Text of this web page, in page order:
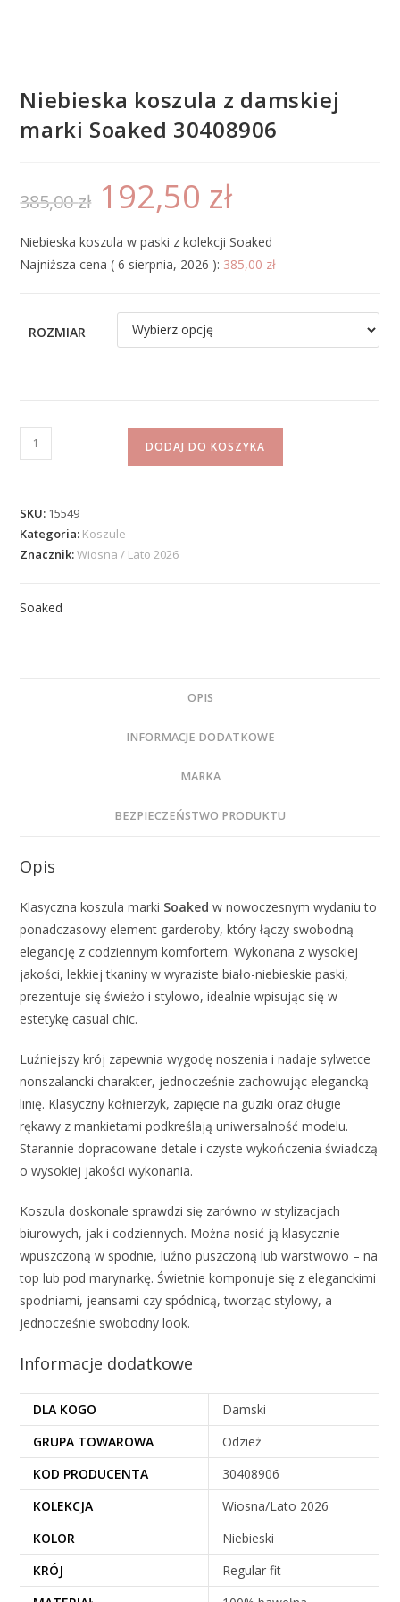
Niebieska koszula z damskiej
marki Soaked 30408906
385,00zł 192,50 zł
Niebieska koszula w paski z kolekcji Soaked
Najniższa cena ( 6 sierpnia, 2026 ): 385,00 zł
ROZMIAR
DODAJ DO KOSZYKA
SKU: 15549
Kategoria: Koszule
Znacznik:Wiosna / Lato 2026
Soaked
OPIS
INFORMACJE DODATKOWE
MARKA
BEZPIECZEŃSTWO PRODUKTU
Opis
Klasyczna koszula marki Soaked w nowoczesnym wydaniu to
ponadczasowy element garderoby, który łączy swobodną
elegancję z codziennym komfortem. Wykonana z wysokiej
jakości, lekkiej tkaniny w wyraziste biało-niebieskie paski,
prezentuje się świeżo i stylowo, idealnie wpisując się w
estetykę casual chic.
Luźniejszy krój zapewnia wygodę noszenia i nadaje sylwetce
nonszalancki charakter, jednocześnie zachowując elegancką
linię. Klasyczny kołnierzyk, zapięcie na guziki oraz długie
rękawy z mankietami podkreślają uniwersalność modelu.
Starannie dopracowane detale i czyste wykończenia świadczą
o wysokiej jakości wykonania.
Koszula doskonale sprawdzi się zarówno w stylizacjach
biurowych, jak i codziennych. Można nosić ją klasycznie
wpuszczoną w spodnie, luźno puszczoną lub warstwowo – na
top lub pod marynarkę. Świetnie komponuje się z eleganckimi
spodniami, jeansami czy spódnicą, tworząc stylowy, a
jednocześnie swobodny look.
Informacje dodatkowe
DLA KOGO
Damski
GRUPA TOWAROWA
Odzież
KOD PRODUCENTA
30408906
KOLEKCJA
Wiosna/Lato 2026
KOLOR
Niebieski
KRÓJ
Regular fit